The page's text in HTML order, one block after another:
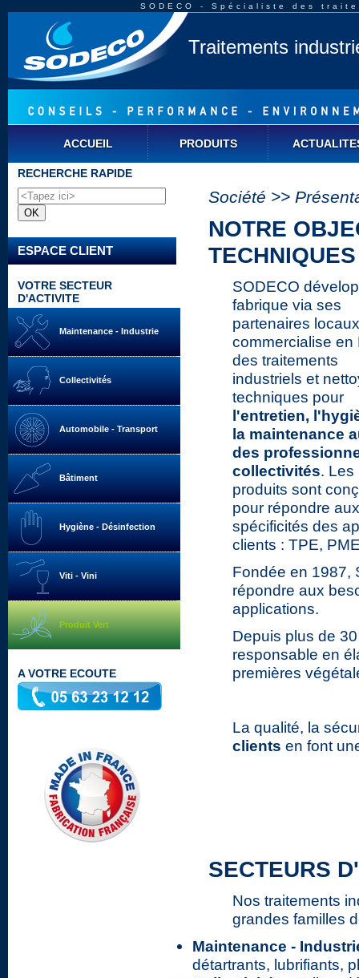
SODECO - Spécialiste des
Traitements
ACCUEIL PRODUITS
RECHERCHE RAPIDE
ESPACE CLIENT
VOTRE SECTEUR
D'ACTIVITE
Maintenance - Industrie
Collectivités
Automobile - Transport
Bâtiment
Hygiène - Désinfection
Viti - Vini
Produit Vert
A VOTRE ECOUTE
Société >>
NOTRE
SODECO
fabrique via ses
partenaires
commercialise en
des traitements
industriels et
techniques pour
l'entretien,
la maintenance
des
collectivités. Les
produits sont
pour répondre aux
spécificités des
clients : TPE,
Fondée en 1987,
répondre aux
applications.
Depuis plus de
responsable en
premières
La qualité, la
clients en font
SECTEURS
Nos traitements
grandes familles
Maintenance -
détartrants, lubrifiants,